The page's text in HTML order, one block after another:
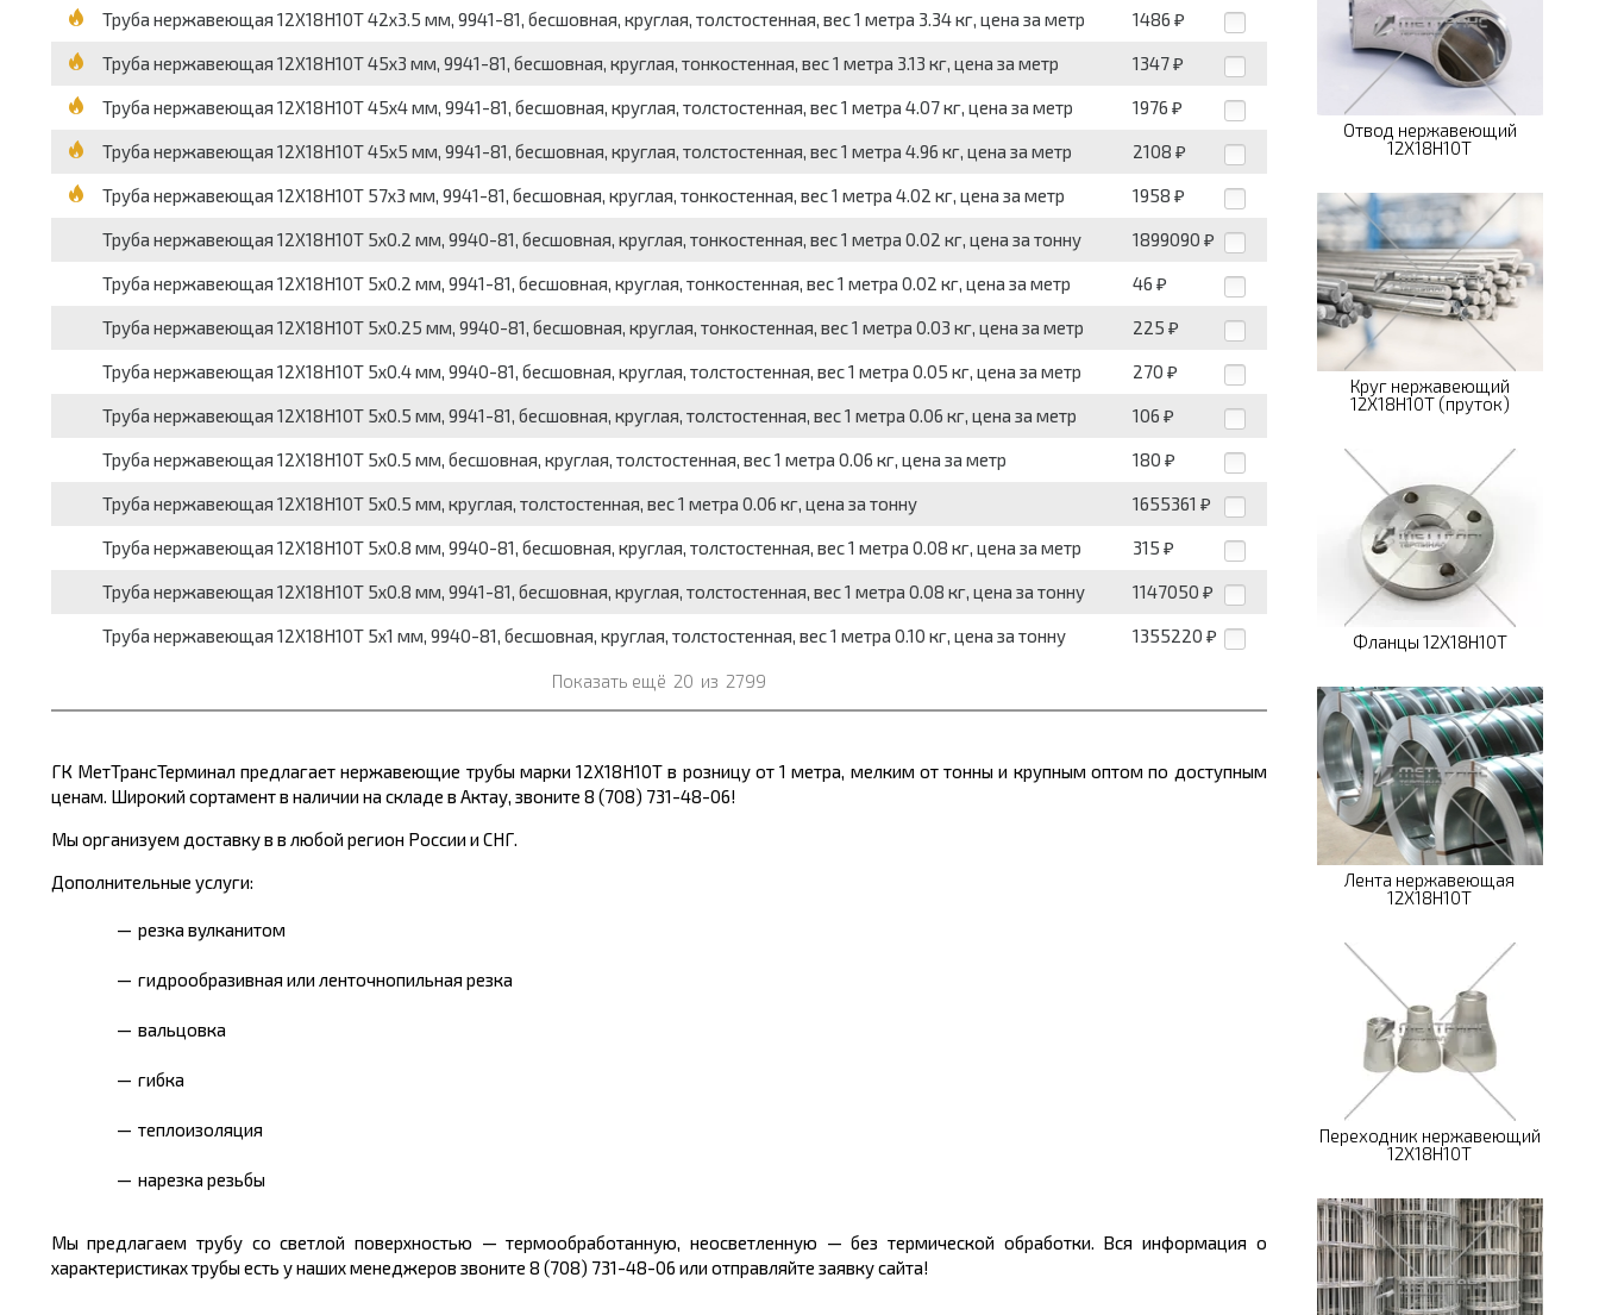
Труба нержавеющая 12Х18Н10Т 42x3.5 мм, 9941-81, бесшовная, круглая, толстостенная, вес 1 метра 3.34 кг, цена за метр 1486 ₽
Труба нержавеющая 12Х18Н10Т 45x3 мм, 9941-81, бесшовная, круглая, тонкостенная, вес 1 метра 3.13 кг, цена за метр 1347 ₽
Труба нержавеющая 12Х18Н10Т 45x4 мм, 9941-81, бесшовная, круглая, толстостенная, вес 1 метра 4.07 кг, цена за метр 1976 ₽
Труба нержавеющая 12Х18Н10Т 45x5 мм, 9941-81, бесшовная, круглая, толстостенная, вес 1 метра 4.96 кг, цена за метр 2108 ₽
Труба нержавеющая 12Х18Н10Т 57x3 мм, 9941-81, бесшовная, круглая, тонкостенная, вес 1 метра 4.02 кг, цена за метр 1958 ₽
Труба нержавеющая 12Х18Н10Т 5x0.2 мм, 9940-81, бесшовная, круглая, тонкостенная, вес 1 метра 0.02 кг, цена за тонну 1899090 ₽
Труба нержавеющая 12Х18Н10Т 5x0.2 мм, 9941-81, бесшовная, круглая, тонкостенная, вес 1 метра 0.02 кг, цена за метр 46 ₽
Труба нержавеющая 12Х18Н10Т 5x0.25 мм, 9940-81, бесшовная, круглая, тонкостенная, вес 1 метра 0.03 кг, цена за метр 225 ₽
Труба нержавеющая 12Х18Н10Т 5x0.4 мм, 9940-81, бесшовная, круглая, толстостенная, вес 1 метра 0.05 кг, цена за метр 270 ₽
Труба нержавеющая 12Х18Н10Т 5x0.5 мм, 9941-81, бесшовная, круглая, толстостенная, вес 1 метра 0.06 кг, цена за метр 106 ₽
Труба нержавеющая 12Х18Н10Т 5x0.5 мм, бесшовная, круглая, толстостенная, вес 1 метра 0.06 кг, цена за метр 180 ₽
Труба нержавеющая 12Х18Н10Т 5x0.5 мм, круглая, толстостенная, вес 1 метра 0.06 кг, цена за тонну 1655361 ₽
Труба нержавеющая 12Х18Н10Т 5x0.8 мм, 9940-81, бесшовная, круглая, толстостенная, вес 1 метра 0.08 кг, цена за метр 315 ₽
Труба нержавеющая 12Х18Н10Т 5x0.8 мм, 9941-81, бесшовная, круглая, толстостенная, вес 1 метра 0.08 кг, цена за тонну 1147050 ₽
Труба нержавеющая 12Х18Н10Т 5x1 мм, 9940-81, бесшовная, круглая, толстостенная, вес 1 метра 0.10 кг, цена за тонну 1355220 ₽
Показать ещё 20 из 2799
ГК МетТрансТерминал предлагает нержавеющие трубы марки 12Х18Н10Т в розницу от 1 метра, мелким от тонны и крупным оптом по доступным
ценам. Широкий сортамент в наличии на складе в Актау, звоните 8 (708) 731-48-06!
Мы организуем доставку в в любой регион России и СНГ.
Дополнительные услуги:
резка вулканитом
гидрообразивная или ленточнопильная резка
вальцовка
гибка
теплоизоляция
нарезка резьбы
Мы предлагаем трубу со светлой поверхностью — термообработанную, неосветленную — без термической обработки. Вся информация о
характеристиках трубы есть у наших менеджеров звоните 8 (708) 731-48-06 или отправляйте заявку сайта!
Отвод нержавеющий
12Х18Н10Т
Круг нержавеющий
12Х18Н10Т (пруток)
Фланцы 12Х18Н10Т
Лента нержавеющая
12Х18Н10Т
Переходник нержавеющий
12Х18Н10Т